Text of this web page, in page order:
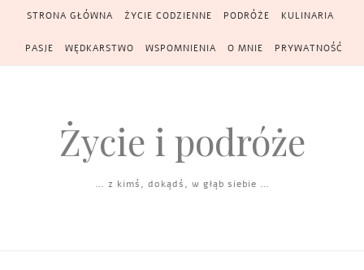
Skip to content
STRONA GŁÓWNA ŻYCIE CODZIENNE PODRÓŻE KULINARIA
PASJE WĘDKARSTWO WSPOMNIENIA O MNIE PRYWATNOŚĆ
Życie i podróże
… z kimś, dokądś, w głąb siebie …